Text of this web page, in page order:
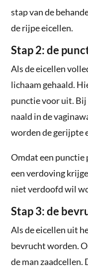
stap van de
de rijpe eicellen.
Stap 2: de
Als de eicellen
lichaam gehaald.
punctie voor uit.
naald in de
worden de gerijpte
Omdat een
een verdoving
niet verdoofd wil
Stap 3: de
Als de eicellen uit
bevrucht worden.
de man zaadcellen.